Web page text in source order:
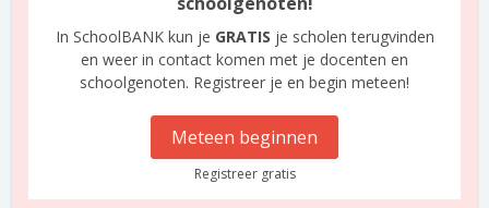
In SchoolBANK kun je GRATIS je scholen terugvinden
en weer in contact komen met je docenten en
schoolgenoten. Registreer je en begin meteen!
Meteen beginnen
Registreer gratis